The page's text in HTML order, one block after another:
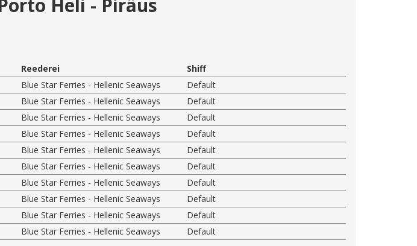
Heli - Piräus
Reederei
Shiff
Blue Star Ferries - Hellenic Seaways
Default
Blue Star Ferries - Hellenic Seaways
Default
Blue Star Ferries - Hellenic Seaways
Default
Blue Star Ferries - Hellenic Seaways
Default
Blue Star Ferries - Hellenic Seaways
Default
Blue Star Ferries - Hellenic Seaways
Default
Blue Star Ferries - Hellenic Seaways
Default
Blue Star Ferries - Hellenic Seaways
Default
Blue Star Ferries - Hellenic Seaways
Default
Blue Star Ferries - Hellenic Seaways
Default